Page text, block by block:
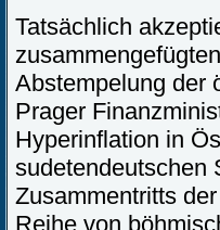
Tatsächlich
Abstempelung der
Prager
Hyperinflation in
sudetendeutschen
Zusammentritts
Reihe von